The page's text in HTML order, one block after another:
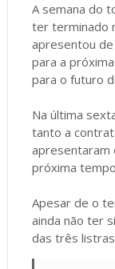
A semana do
ter terminado
apresentou
para a
para o futuro
Na última
tanto a
apresentaram
próxima
Apesar de o
ainda não ter
das três